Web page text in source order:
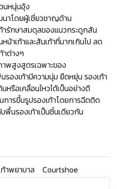
นหนุ่นอุ้ง
าโดยผู้เชี่ยวชาญด้าน
รักษาสมดุลของแนวกระดูกสัน
าเท้าและส้นเท้าที่มากเกินไป ลด
าต่างๆ
พสูงสูตรเฉพาะของ
องเท้ามีความนุ่ม ยืดหยุ่น รองเท้า
หรือเคลื่อนไหวได้เป็นอย่างดี
ารขึ้นรูปรองเท้าโดยการฉีดติด
พื้นรองเท้าเป็นชิ้นเดียวกัน
าพยาบาล Courtshoe